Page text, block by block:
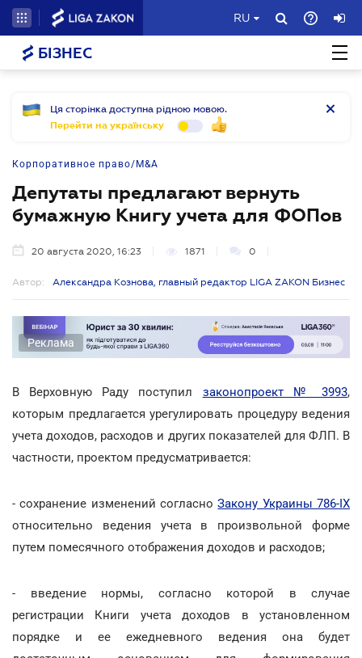
RU
БІЗНЕС
Ця сторінка доступна рідною мовою.
Перейти на українську
Корпоративное право/M&A
Депутаты предлагают вернуть
бумажную Книгу учета для ФОПов
20 августа 2020, 16:23 1871 0
Автор: Александра Кознова, главный редактор LIGA ZAKON Бизнес
Реклама
В Верховную Раду поступил законопроект № 3993,
которым предлагается урегулировать процедуру ведения
учета доходов, расходов и других показателей для ФЛП. В
частности, проектом предусматривается:
- сохранение изменений согласноЗакону Украины 786-IX
относительно ведения учета в произвольной форме
путем помесячного отображения доходов и расходов;
- введение нормы, согласно которой в случае
регистрации Книги учета доходов в установленном
порядке и ее ежедневного ведения она будет